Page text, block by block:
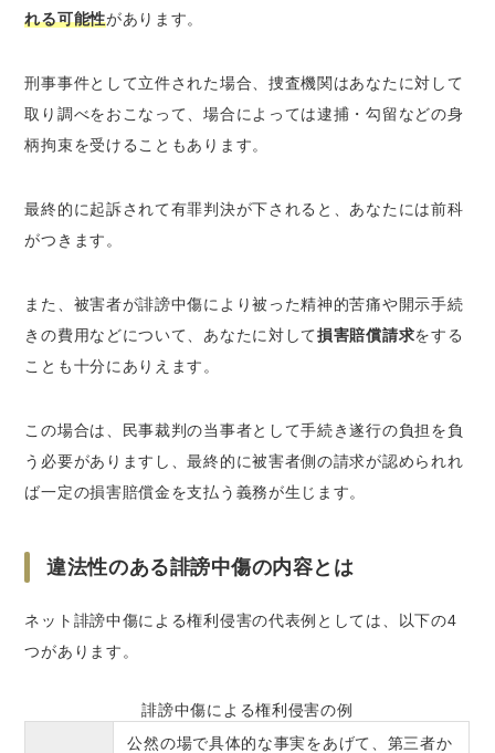
れる可能性があります。
刑事事件として立件された場合、捜査機関はあなたに対して
取り調べをおこなって、場合によっては逮捕・勾留などの身
柄拘束を受けることもあります。
最終的に起訴されて有罪判決が下されると、あなたには前科
がつきます 。
また、被害者が誹謗中傷により被った精神的苦痛や開示手続
きの費用などについて、あなたに対して損害賠償請求をする
ことも十分にありえます。
この場合は、民事裁判の当事者として手続き遂行の負担を負
う必要がありますし、最終的に被害者側の請求が認められれ
ば一定の損害賠償金を支払う義務が生じます。
違法性のある誹謗中傷の内容とは
ネット誹謗中傷による権利侵害の代表例としては、以下の4
つがあります。
誹謗中傷による権利侵害の例
公然の場で具体的な事実をあげて、第三者か